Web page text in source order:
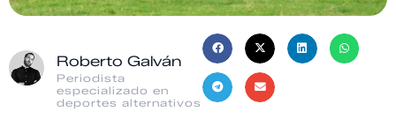
Roberto Galván
Periodista
especializado en
deportes alternativos